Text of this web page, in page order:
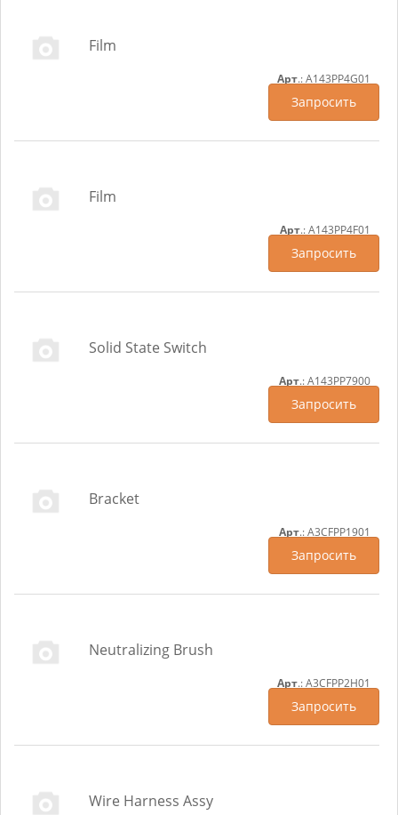
Film
Арт.: A143PP4G01
Запросить
Film
Арт.: A143PP4F01
Запросить
Solid State Switch
Арт.: A143PP7900
Запросить
Bracket
Арт.: A3CFPP1901
Запросить
Neutralizing Brush
Арт.: A3CFPP2H01
Запросить
Wire Harness Assy